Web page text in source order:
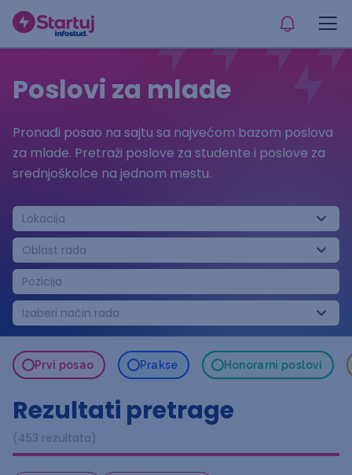
Poslovi za mlade
Pronađi posao na sajtu sa najvećom bazom poslova
za mlade. Pretraži poslove za studente i poslove za
srednjoškolce na jednom mestu.
Lokacija
Oblast rada
Pozicija
Izaberi način rada
Prvi posao Prakse Honorarni poslovi
Rezultati pretrage
(453 rezultata)